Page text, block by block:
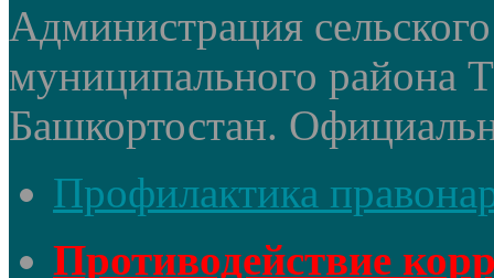
Администрация
муниципального района
Башкортостан.
Профилактика
Противодействие